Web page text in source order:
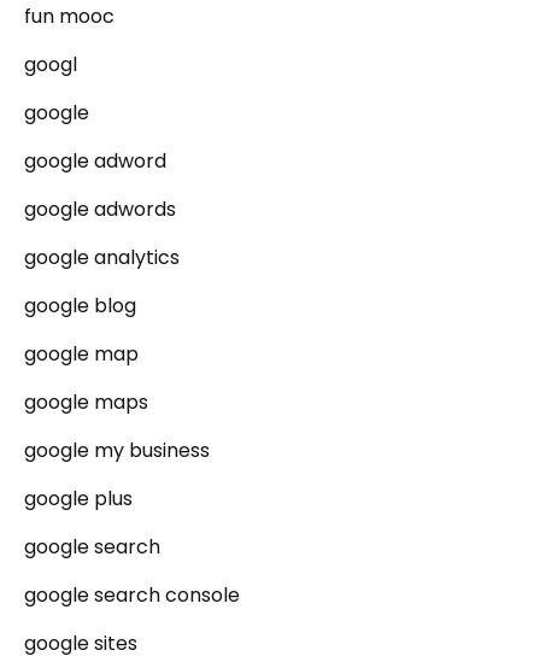
fun mooc
googl
google
google adword
google adwords
google analytics
google blog
google map
google maps
google my business
google plus
google search
google search console
google sites